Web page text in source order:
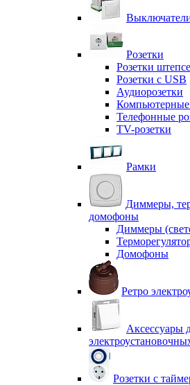
Розетки
Розетки
Розетки с USB
Аудиорозетки
Компьютерные
Телефонные
TV-розетки
Рамки
Диммеры,
домофоны
Диммеры
Домофоны
Ретро
Аксессуары
Розетки с